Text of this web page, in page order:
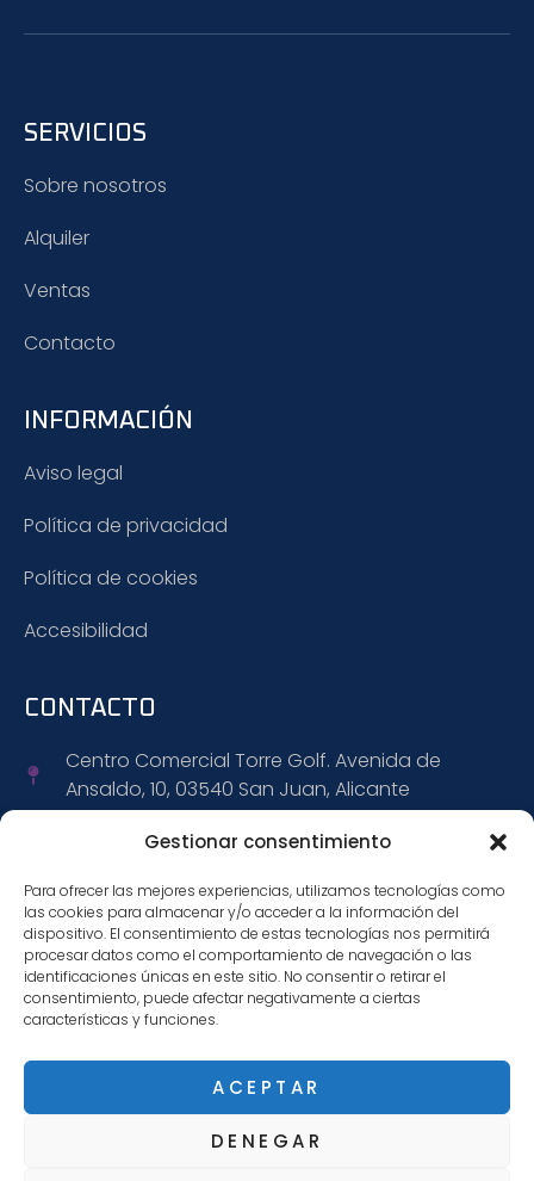
Gestionar consentimiento
Para ofrecer las mejores experiencias, utilizamos tecnologías como
las cookies para almacenar y/o acceder a la información del
dispositivo. El consentimiento de estas tecnologías nos permitirá
procesar datos como el comportamiento de navegación o las
identificaciones únicas en este sitio. No consentir o retirar el
consentimiento, puede afectar negativamente a ciertas
características y funciones.
ACEPTAR
DENEGAR
SERVICIOS
Sobre nosotros
Alquiler
Ventas
Contacto
INFORMACIÓN
Aviso legal
Política de privacidad
Política de cookies
Accesibilidad
CONTACTO
Centro Comercial Torre Golf. Avenida de
Ansaldo, 10, 03540 San Juan, Alicante
+34 965 152 309
+34 695 472 888
info@citiwagen.com
SÍGUENOS